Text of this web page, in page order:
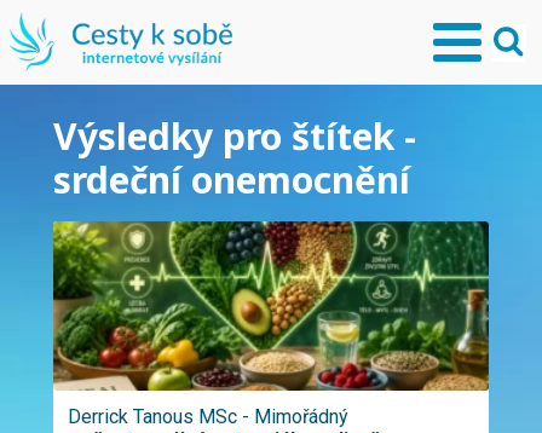
Výsledky pro štítek -
srdeční onemocnění
Derrick Tanous MSc - Mimořádný